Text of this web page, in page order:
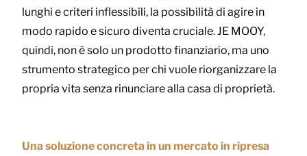
lunghi e criteri inflessibili, la possibilità di agire in
modo rapido e sicuro diventa cruciale. JE MOOY,
quindi, non è solo un prodotto finanziario, ma uno
strumento strategico per chi vuole riorganizzare la
propria vita senza rinunciare alla casa di proprietà.
Una soluzione concreta in un mercato in ripresa